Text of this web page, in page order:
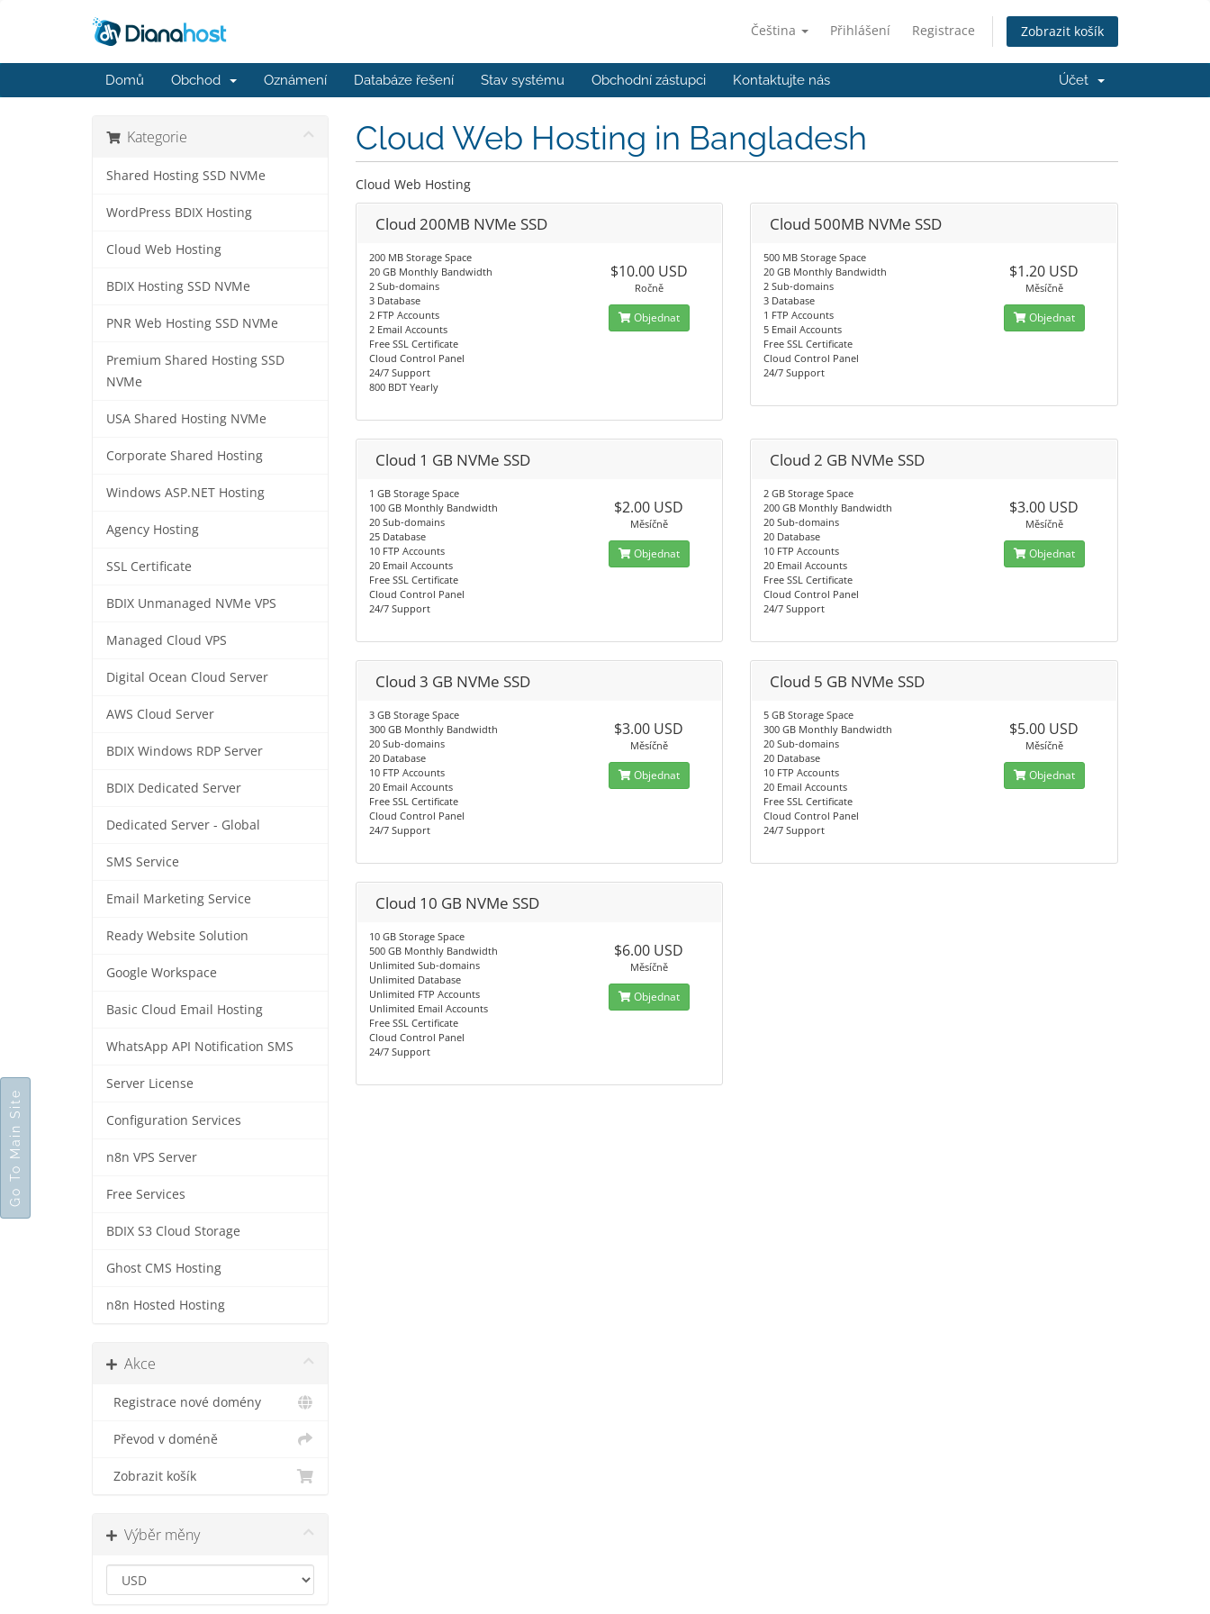
Čeština Přihlášení Registrace Zobrazit košík
Domů Obchod Oznámení Databáze řešení Stav systému Obchodní zástupci Kontaktujte nás Účet
Kategorie
Shared Hosting SSD NVMe
WordPress BDIX Hosting
Cloud Web Hosting
BDIX Hosting SSD NVMe
PNR Web Hosting SSD NVMe
Premium Shared Hosting SSD
NVMe
USA Shared Hosting NVMe
Corporate Shared Hosting
Windows ASP.NET Hosting
Agency Hosting
SSL Certificate
BDIX Unmanaged NVMe VPS
Managed Cloud VPS
Digital Ocean Cloud Server
AWS Cloud Server
BDIX Windows RDP Server
BDIX Dedicated Server
Dedicated Server - Global
SMS Service
Email Marketing Service
Ready Website Solution
Google Workspace
Basic Cloud Email Hosting
WhatsApp API Notification SMS
Server License
Configuration Services
n8n VPS Server
Free Services
BDIX S3 Cloud Storage
Ghost CMS Hosting
n8n Hosted Hosting
Akce
Registrace nové domény
Převod v doméně
Zobrazit košík
Výběr měny
Cloud Web Hosting in Bangladesh
Cloud Web Hosting
Cloud 200MB NVMe SSD
200 MB Storage Space
20 GB Monthly Bandwidth
2 Sub-domains
3 Database
2 FTP Accounts
2 Email Accounts
Free SSL Certificate
Cloud Control Panel
24/7 Support
800 BDT Yearly
$10.00 USD
Ročně
Objednat
Cloud 500MB NVMe SSD
500 MB Storage Space
20 GB Monthly Bandwidth
2 Sub-domains
3 Database
1 FTP Accounts
5 Email Accounts
Free SSL Certificate
Cloud Control Panel
24/7 Support
$1.20 USD
Měsíčně
Objednat
Cloud 1 GB NVMe SSD
1 GB Storage Space
100 GB Monthly Bandwidth
20 Sub-domains
25 Database
10 FTP Accounts
20 Email Accounts
Free SSL Certificate
Cloud Control Panel
24/7 Support
$2.00 USD
Měsíčně
Objednat
Cloud 2 GB NVMe SSD
2 GB Storage Space
200 GB Monthly Bandwidth
20 Sub-domains
20 Database
10 FTP Accounts
20 Email Accounts
Free SSL Certificate
Cloud Control Panel
24/7 Support
$3.00 USD
Měsíčně
Objednat
Cloud 3 GB NVMe SSD
3 GB Storage Space
300 GB Monthly Bandwidth
20 Sub-domains
20 Database
10 FTP Accounts
20 Email Accounts
Free SSL Certificate
Cloud Control Panel
24/7 Support
$3.00 USD
Měsíčně
Objednat
Cloud 5 GB NVMe SSD
5 GB Storage Space
300 GB Monthly Bandwidth
20 Sub-domains
20 Database
10 FTP Accounts
20 Email Accounts
Free SSL Certificate
Cloud Control Panel
24/7 Support
$5.00 USD
Měsíčně
Objednat
Cloud 10 GB NVMe SSD
10 GB Storage Space
500 GB Monthly Bandwidth
Unlimited Sub-domains
Unlimited Database
Unlimited FTP Accounts
Unlimited Email Accounts
Free SSL Certificate
Cloud Control Panel
24/7 Support
$6.00 USD
Měsíčně
Objednat
Go To Main Site